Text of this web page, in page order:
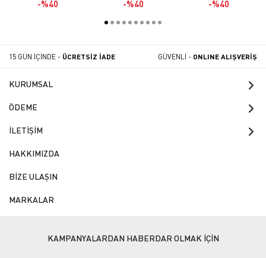
%40
%40
%40
15 GÜN İÇİNDE - ÜCRETSİZ İADE GÜVENLİ - ONLINE ALIŞVERİŞ
KURUMSAL
ÖDEME
İLETİŞİM
HAKKIMIZDA
BİZE ULAŞIN
MARKALAR
KAMPANYALARDAN HABERDAR OLMAK İÇİN